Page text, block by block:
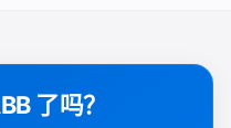
了吗？